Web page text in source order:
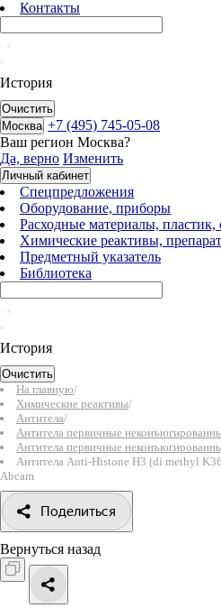
Контакты
История
Очистить
Москва +7 (495) 745-05-08
Ваш регион Москва?
Да, верно Изменить
Личный кабинет
Спецпредложения
Оборудование, приборы
Расходные материалы, пластик,
Химические реактивы,
Предметный указатель
Библиотека
История
Очистить
На главную/
Химические реактивы/
Антитела/
Антитела первичные
Антитела первичные
Антитела Anti-Histone H3 (di methyl
Abcam
Поделиться
Вернуться назад